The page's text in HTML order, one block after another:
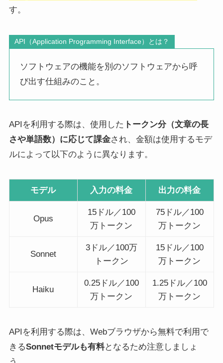
す。
API（Application Programming Interface）とは？
ソフトウェアの機能を別のソフトウェアから呼
び出す仕組みのこと。
APIを利用する際は、使用した トークン分（文章の長
さや単語数）に応じて課金され、金額は使用するモデ
ルによって以下のように異なります。
モデル 入力の料金 出力の料金
Opus
15ドル／100
万トークン
75ドル／100
万トークン
Sonnet
3ドル／100万
トークン
15ドル／100
万トークン
Haiku
0.25ドル／100
万トークン
1.25ドル／100
万トークン
APIを利用する際は、Webブラウザから無料で利用で
きるSonnetモデルも有料となるため注意しましょ